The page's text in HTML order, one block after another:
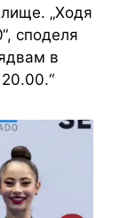
„Ходя
споделя
в